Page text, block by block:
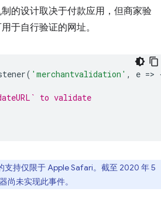
的设计取决于付款应用，但商家验
于自行验证的网址。
( 'merchantvalidation' , e =>
to validate
支持仅限于 Apple Safari。截至 2020 年 5
尚未实现此事件。